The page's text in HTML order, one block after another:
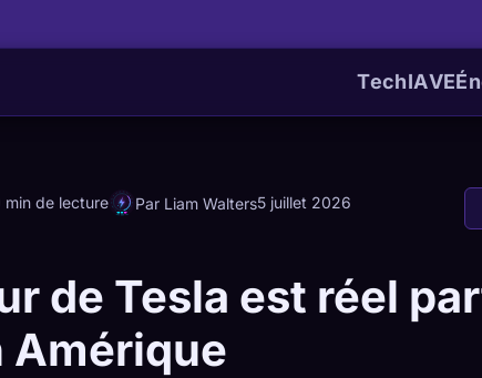
TechIAVE
min de lecture Par Liam Walters5 juillet 2026
de Tesla est réel
Amérique